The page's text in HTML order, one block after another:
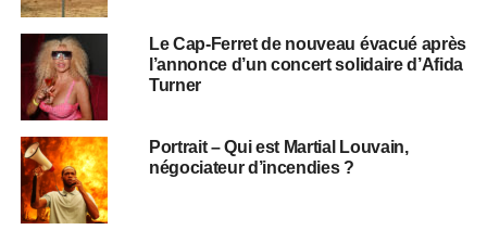
Le Cap-Ferret de nouveau évacué après
l’annonce d’un concert solidaire d’Afida
Turner
Portrait – Qui est Martial Louvain,
négociateur d’incendies ?